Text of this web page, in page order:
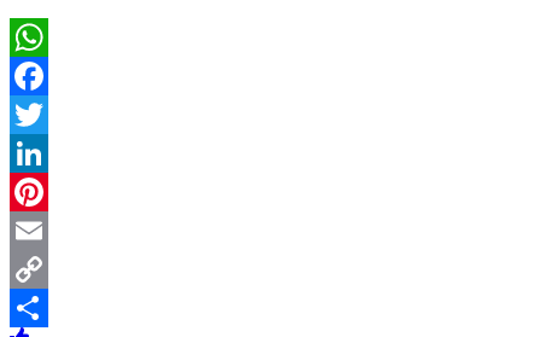
WhatsApp
Facebook
Twitter
LinkedIn
Pinterest
Email
Copy